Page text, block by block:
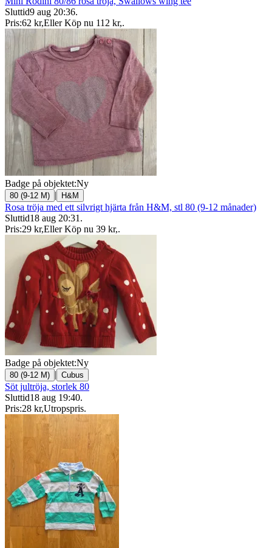
Sluttid9 aug 20:36.
Pris:62 kr,Eller Köp nu 112 kr,.
Badge på objektet:Ny
80 (9-12 M) | H&M
Rosa tröja med ett silvrigt hjärta från H&M, stl 80 (9-12 månader)
Sluttid18 aug 20:31 .
Pris:29 kr,Eller Köp nu 39 kr,.
Badge på objektet:Ny
80 (9-12 M) | Cubus
Söt jultröja, storlek 80
Sluttid18 aug 19:40.
Pris:28 kr,Utropspris.